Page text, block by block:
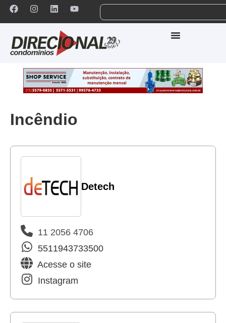
Incêndio
Detech
11 2056 4706
5511943733500
Acesse o site
Instagram